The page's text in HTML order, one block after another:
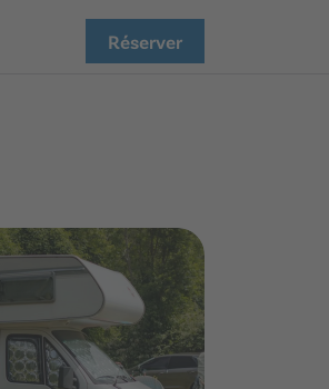
Réserver